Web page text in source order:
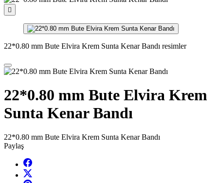

22*0.80 mm Bute Elvira Krem Sunta Kenar Bandı resimler
22*0.80 mm Bute Elvira Krem
Sunta Kenar Bandı
22*0.80 mm Bute Elvira Krem Sunta Kenar Bandı
Paylaş